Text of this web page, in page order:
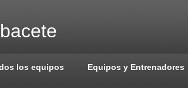
los equipos Equipos y Entrenadores